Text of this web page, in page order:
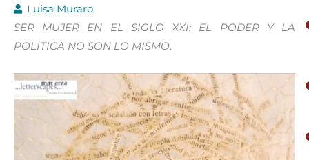
Luisa Muraro
SER MUJER EN EL SIGLO XXI: EL PODER Y LA
POLÍTICA NO SON LO MISMO.